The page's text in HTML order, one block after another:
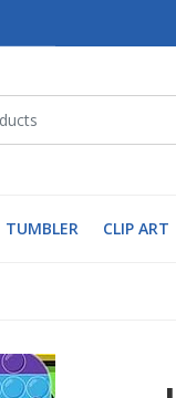
TUMBLER CLIP ART